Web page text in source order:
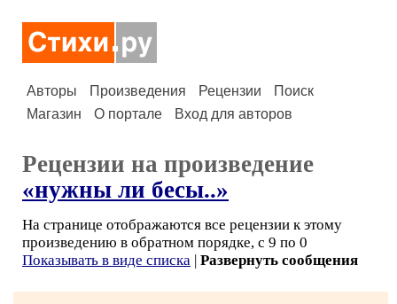
Авторы Произведения Рецензии
Поиск
Магазин
О портале Вход для авторов
Рецензии на произведение
«нужны ли бесы..»
На странице отображаются все рецензии к этому
произведению в обратном порядке, с 9 по 0
Показывать в виде списка | Развернуть сообщения